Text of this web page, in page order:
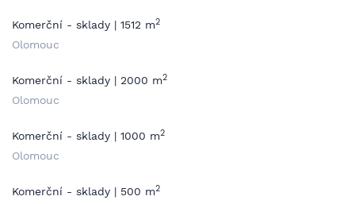
Komerční - sklady | 1512 m2
Olomouc
Komerční - sklady | 2000 m2
Olomouc
Komerční - sklady | 1000 m2
Olomouc
Komerční - sklady | 500 m2